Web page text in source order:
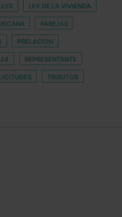
LEY DE LA VIVIENDA
PAREJAS
PRELACION
REPRESENTANTE
TRIBUTOS